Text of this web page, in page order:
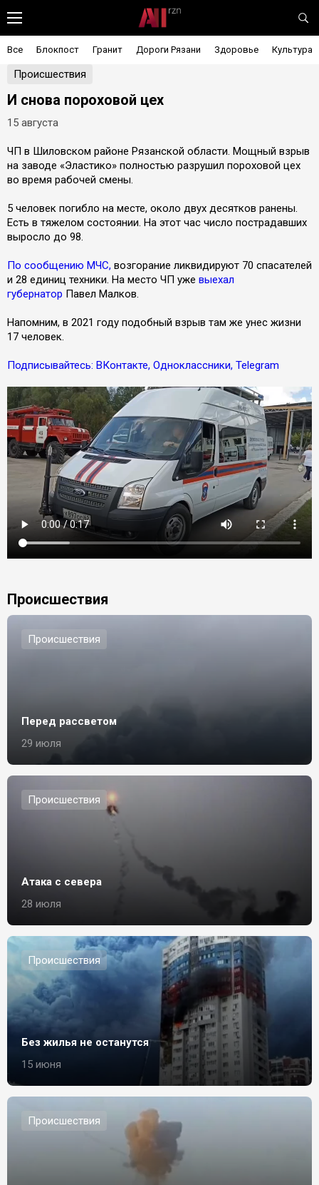
Все Блокпост Гранит Дороги Рязани Здоровье Культура
Происшествия
И снова пороховой цех
15 августа
ЧП в Шиловском районе Рязанской области. Мощный взрыв
на заводе «Эластико» полностью разрушил пороховой цех
во время рабочей смены.
5 человек погибло на месте, около двух десятков ранены.
Есть в тяжелом состоянии. На этот час число пострадавших
выросло до 98.
По сообщению МЧС, возгорание ликвидируют 70 спасателей
и 28 единиц техники. На место ЧП уже выехал
губернатор Павел Малков.
Напомним, в 2021 году подобный взрыв там же унес жизни
17 человек.
Подписывайтесь: ВКонтакте, Одноклассники, Telegram
Происшествия
Происшествия
Перед рассветом
29 июля
Происшествия
Атака с севера
28 июля
Происшествия
Без жилья не останутся
15 июня
Происшествия